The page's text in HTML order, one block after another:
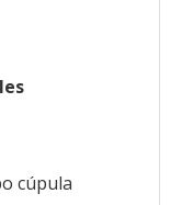
cúpula